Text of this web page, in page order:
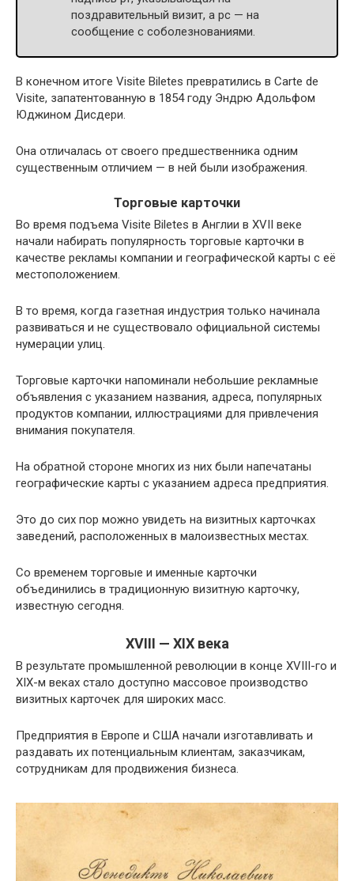
поздравительный визит, а pc — на
сообщение с соболезнованиями.
В конечном итоге Visite Biletes превратились в Carte de
Visite, запатентованную в 1854 году Эндрю Адольфом
Юджином Дисдери.
Она отличалась от своего предшественника одним
существенным отличием — в ней были изображения.
Торговые карточки
Во время подъема Visite Biletes в Англии в XVII веке
начали набирать популярность торговые карточки в
качестве рекламы компании и географической карты с её
местоположением.
В то время, когда газетная индустрия только начинала
развиваться и не существовало официальной системы
нумерации улиц.
Торговые карточки напоминали небольшие рекламные
объявления с указанием названия, адреса, популярных
продуктов компании, иллюстрациями для привлечения
внимания покупателя.
На обратной стороне многих из них были напечатаны
географические карты с указанием адреса предприятия.
Это до сих пор можно увидеть на визитных карточках
заведений, расположенных в малоизвестных местах.
Со временем торговые и именные карточки
объединились в традиционную визитную карточку,
известную сегодня.
XVIII — XIX века
В результате промышленной революции в конце XVIII-го и
XIX-м веках стало доступно массовое производство
визитных карточек для широких масс.
Предприятия в Европе и США начали изготавливать и
раздавать их потенциальным клиентам, заказчикам,
сотрудникам для продвижения бизнеса.